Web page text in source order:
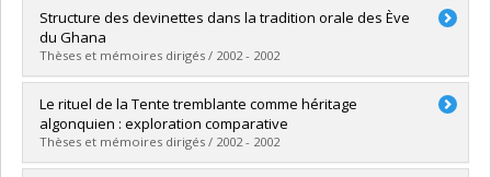
Diplômé(e) :Ahmad, Tania
Cycle :Maîtrise
Diplôme obtenu :M. Sc.
Lien vers le document dans Papyrus
Structure des devinettes dans la tradition orale des Ève
du Ghana
Thèses et mémoires dirigés / 2002 - 2002
Diplômé(e) : Anyidoho, Paul Kwabla
Cycle :Maîtrise
Diplôme obtenu :M. Sc.
Lien vers le document dans Papyrus
Le rituel de la Tente tremblante comme héritage
algonquien : exploration comparative
Thèses et mémoires dirigés / 2002 - 2002